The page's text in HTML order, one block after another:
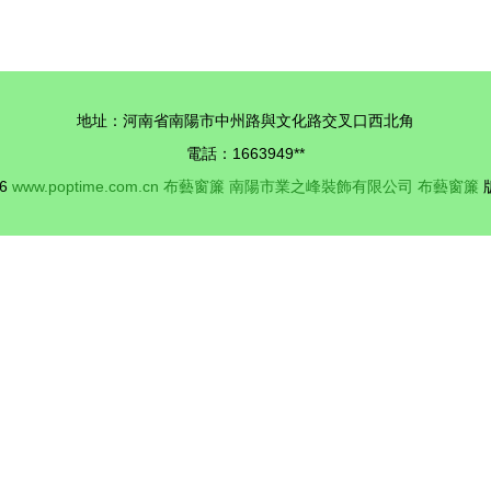
地址：河南省南陽市中州路與文化路交叉口西北角
電話：1663949**
www.poptime.com.cn 布藝窗簾 南陽市業之峰裝飾有限公司 布藝窗簾